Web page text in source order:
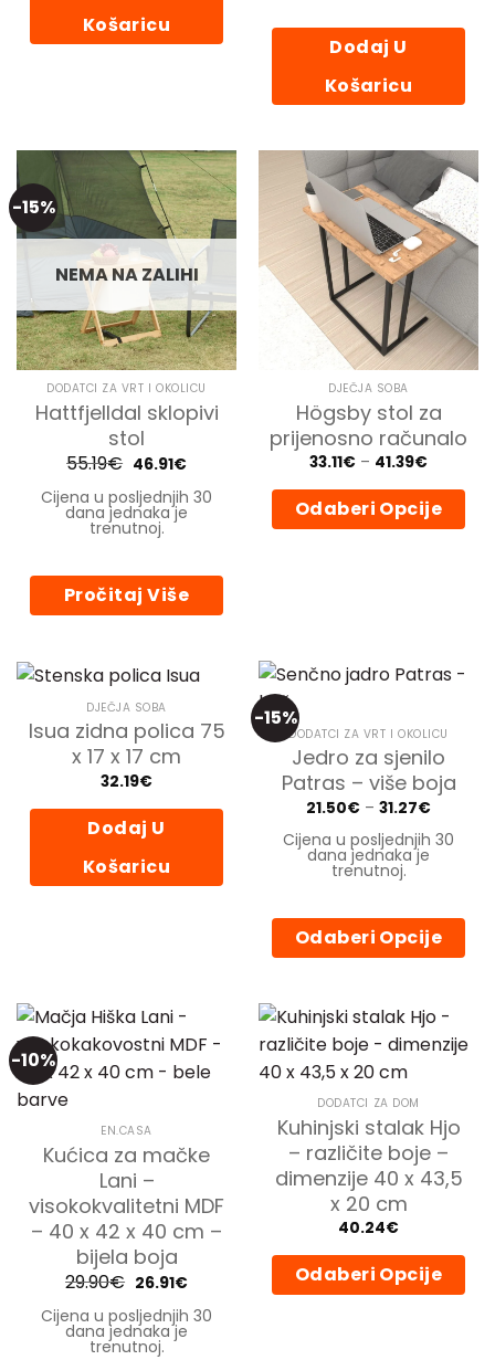
Košaricu
Dodaj U
Košaricu
-15%
NEMA NA ZALIHI
DODATCI ZA VRT I OKOLICU
Hattfjelldal sklopivi
stol
55.19€ Izvorna
cijena
bila
je:
55.19€.
46.91€Trenutna
je:
46.91€.
Cijena u posljednjih 30
dana jednaka je
trenutnoj.
Pročitaj Više
DJEČJA SOBA
Högsby stol za
prijenosno računalo
33.11€ – 41.39€Price
33.11€
through
41.39€
Odaberi Opcije
se
odabrati
na
stranici
proizvoda
DJEČJA SOBA
Isua zidna polica 75
x 17 x 17 cm
32.19€
Dodaj U
Košaricu
-15%
DODATCI ZA VRT I OKOLICU
Jedro za sjenilo
Patras – više boja
21.50€ – 31.27€Price
21.50€
through
Cijena u posljednjih 30
dana jednaka je
trenutnoj.
Odaberi Opcije
ima
više
varijanti.
se
mogu
odabrati
na
stranici
proizvoda
-10%
EN.CASA
Kućica za mačke
Lani –
visokokvalitetni MDF
– 40 x 42 x 40 cm –
bijela boja
29.90€ Izvorna
cijena
bila
je:
29.90€.
26.91€Trenutna
je:
26.91€.
Cijena u posljednjih 30
dana jednaka je
trenutnoj.
DODATCI ZA DOM
Kuhinjski stalak Hjo
– različite boje –
dimenzije 40 x 43,5
x 20 cm
40.24€
Odaberi Opcije